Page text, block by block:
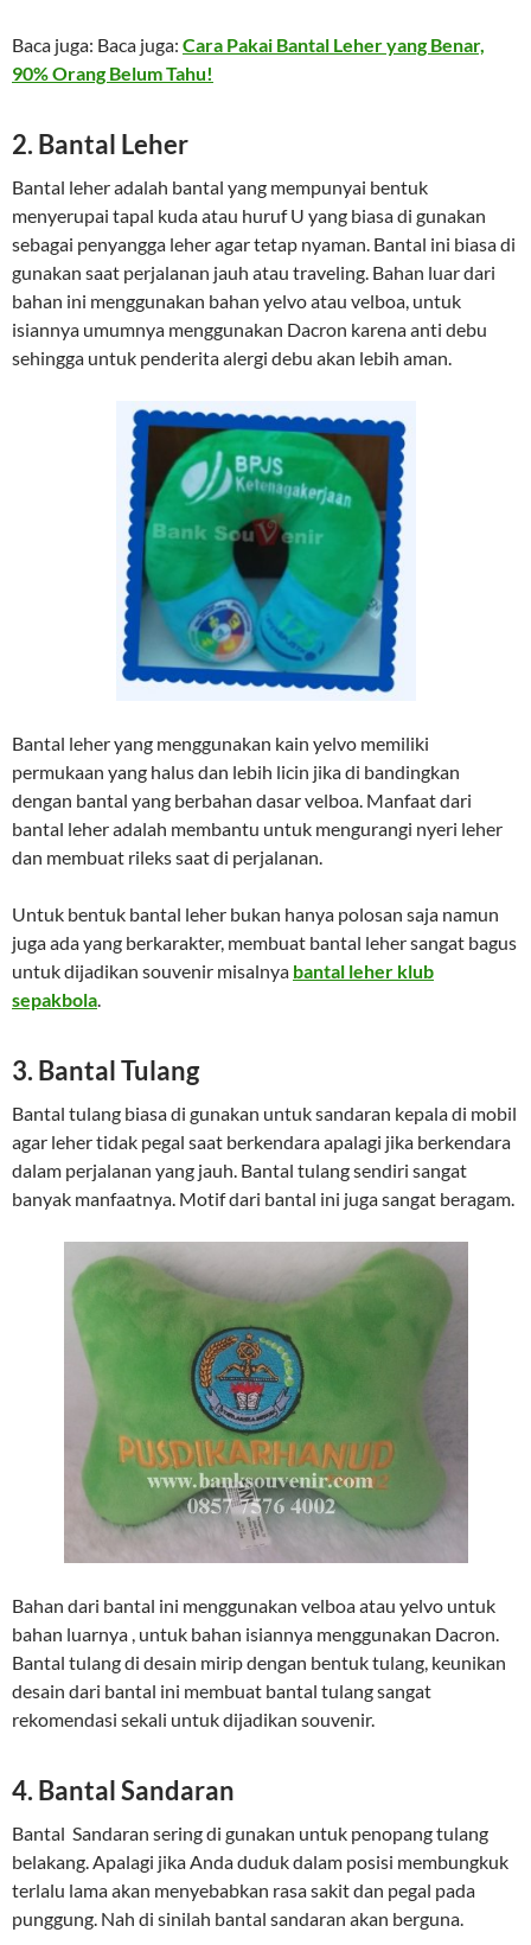
Baca juga: Baca juga: Cara Pakai Bantal Leher yang Benar,
90% Orang Belum Tahu!
2. Bantal Leher
Bantal leher adalah bantal yang mempunyai bentuk
menyerupai tapal kuda atau huruf U yang biasa di gunakan
sebagai penyangga leher agar tetap nyaman. Bantal ini biasa di
gunakan saat perjalanan jauh atau traveling. Bahan luar dari
bahan ini menggunakan bahan yelvo atau velboa, untuk
isiannya umumnya menggunakan Dacron karena anti debu
sehingga untuk penderita alergi debu akan lebih aman.
Bantal leher yang menggunakan kain yelvo memiliki
permukaan yang halus dan lebih licin jika di bandingkan
dengan bantal yang berbahan dasar velboa. Manfaat dari
bantal leher adalah membantu untuk mengurangi nyeri leher
dan membuat rileks saat di perjalanan.
Untuk bentuk bantal leher bukan hanya polosan saja namun
juga ada yang berkarakter, membuat bantal leher sangat bagus
untuk dijadikan souvenir misalnya bantal leher klub
sepakbola.
3. Bantal Tulang
Bantal tulang biasa di gunakan untuk sandaran kepala di mobil
agar leher tidak pegal saat berkendara apalagi jika berkendara
dalam perjalanan yang jauh. Bantal tulang sendiri sangat
banyak manfaatnya. Motif dari bantal ini juga sangat beragam.
Bahan dari bantal ini menggunakan velboa atau yelvo untuk
bahan luarnya , untuk bahan isiannya menggunakan Dacron.
Bantal tulang di desain mirip dengan bentuk tulang, keunikan
desain dari bantal ini membuat bantal tulang sangat
rekomendasi sekali untuk dijadikan souvenir.
4. Bantal Sandaran
Bantal Sandaran sering di gunakan untuk penopang tulang
belakang. Apalagi jika Anda duduk dalam posisi membungkuk
terlalu lama akan menyebabkan rasa sakit dan pegal pada
punggung. Nah di sinilah bantal sandaran akan berguna.